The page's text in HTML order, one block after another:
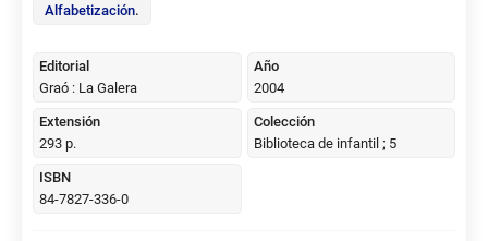
Alfabetización.
Editorial
Graó : La Galera
Año
2004
Extensión
293 p.
Colección
Biblioteca de infantil ; 5
ISBN
84-7827-336-0